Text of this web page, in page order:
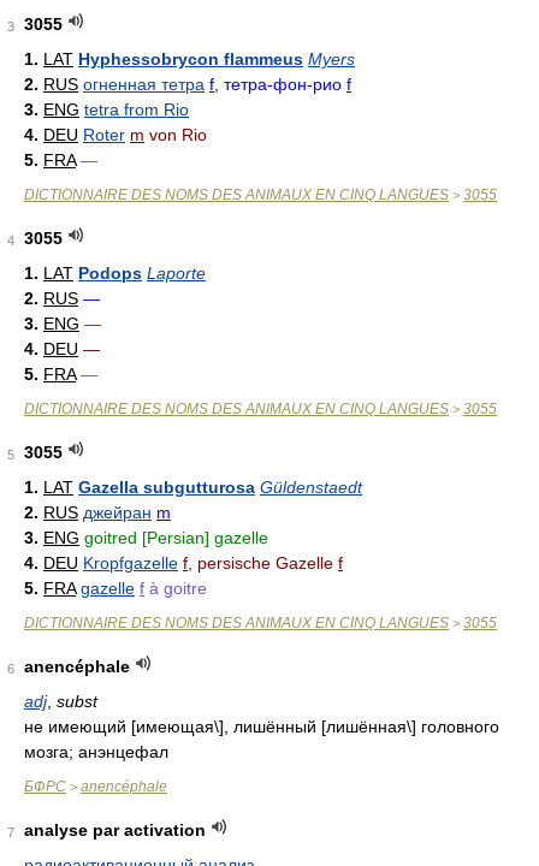
3
3055
1. LAT Hyphessobrycon flammeus Myers
2. RUS огненная тетра f , тетра-фон-рио f
3. ENG tetra from Rio
4. DEU Roter m von Rio
5. FRA —
DICTIONNAIRE DES NOMS DES ANIMAUX EN CINQ LANGUES > 3055
4
3055
1. LAT Podops Laporte
2. RUS —
3. ENG —
4. DEU —
5. FRA —
DICTIONNAIRE DES NOMS DES ANIMAUX EN CINQ LANGUES > 3055
5
3055
1. LAT Gazella subgutturosa Güldenstaedt
2. RUS джейран m
3. ENG goitred [Persian] gazelle
4. DEU Kropfgazelle f , persische Gazelle f
5. FRA gazelle f à goitre
DICTIONNAIRE DES NOMS DES ANIMAUX EN CINQ LANGUES > 3055
6
anencéphale
adj, subst
не имеющий [имеющая\], лишённый [лишённая\] головного
мозга; анэнцефал
БФРС > anencéphale
7
analyse par activation